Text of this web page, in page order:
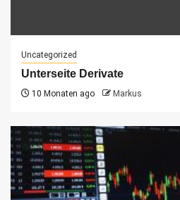
Uncategorized
Unterseite Derivate
10 Monaten ago Markus